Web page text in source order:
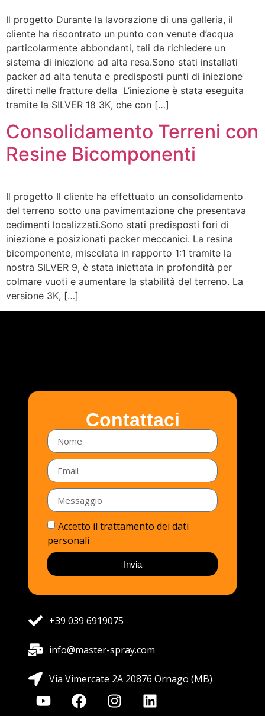
Il progetto Durante la lavorazione di una galleria, il
cliente ha riscontrato un punto con venute d’acqua
particolarmente abbondanti, tali da richiedere un
sistema di iniezione ad alta resa.Sono stati installati
packer ad alta tenuta e predisposti punti di iniezione
diretti nelle fratture della L’iniezione è stata eseguita
tramite la SILVER 18 3K, che con […]
Consolidamento Terreni con
Resine Bicomponenti
Il progetto Il cliente ha effettuato un consolidamento
del terreno sotto una pavimentazione che presentava
cedimenti localizzati.Sono stati predisposti fori di
iniezione e posizionati packer meccanici. La resina
bicomponente, miscelata in rapporto 1:1 tramite la
nostra SILVER 9, è stata iniettata in profondità per
colmare vuoti e aumentare la stabilità del terreno. La
versione 3K, […]
Contattaci
Accetto il trattamento dei dati
personali
Invia
+39 039 6919075
info@master-spray.com
Via Vimercate 2A 20876 Ornago (MB)